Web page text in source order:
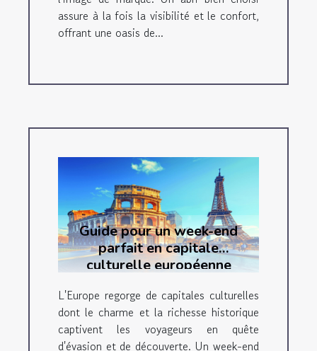
assure à la fois la visibilité et le confort,
offrant une oasis de...
Guide pour un week-end
parfait en capitale
culturelle européenne
L'Europe regorge de capitales culturelles
dont le charme et la richesse historique
captivent les voyageurs en quête
d'évasion et de découverte. Un week-end